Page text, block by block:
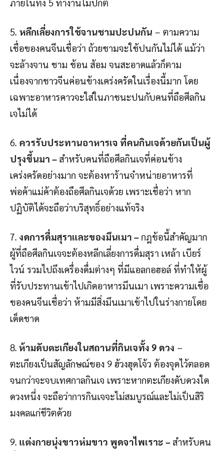
5. หลีกเลี่ยงการใช้จานชามปะปนกัน – ตามความ
เชื่อของคนจีนเชื่อว่า ถ้วยชามจะใช้ปนกันไม่ได้ แม้ว่า
จะล้างจาน ชาม ช้อน ส้อม จนสะอาดแล้วก็ตาม
เนื่องจากชาวจีนค่อนข้างเคร่งครัดในเรื่องนี้มาก โดย
เฉพาะอาหารคาวจะใส่ในภาชนะปนกับคนที่ถือศีลกิน
เจไม่ได้
6. ควรรับประทานอาหารเจ ที่คนกินเจด้วยกันเป็นผู้
ปรุงขึ้นมา – สำหรับคนที่ถือศีลกินเจที่ค่อนข้าง
เคร่งครัดอย่างมาก จะต้องหาร้านจำหน่ายอาหารที่
พ่อค้าแม่ค้าต้องถือศีลกินเจด้วย เพราะเชื่อว่า หาก
ปฏิบัติได้จะถือว่าบริสุทธิ์อย่างแท้จริง
7. งดการดื่มสุราและของมึนเมา – กฎข้อนี้สำคัญมาก
ผู้ที่ถือศีลกินเจจะต้องหลีกเลี่ยงการดื่มสุรา เหล้า เบียร์
ไวน์ รวมไปถึงเครื่องดื่มต่างๆ ที่มีแอลกอฮอล์ ที่ทำให้ผู้
ที่รับประทานเข้าไปเกิดอาหารมึนเมา เพราะความเชื่อ
ของคนจีนเชื่อว่า ห้ามมีสิ่งมึนเมาเข้าไปในร่างกายโดย
เด็ดชาด
8. ห้ามดับตะเกียงในสถานที่กินเจทั้ง 9 ดวง –
ตะเกียงเป็นสัญลักษณ์ของ 9 ฮ้วงฮุดโจ้ว ต้องจุดไว้ตลอด
จนกว่าจะจบเทศกาลกินเจ เพราะหากตะเกียงดับดวงใด
ดวงหนึ่ง จะถือว่าการกินเจจะไม่สมบูรณ์และไม่เป็นสิริ
มงคลแก่ชีวิตด้วย
9. แต่งกายนุ่งขาวห่มขาว พูดจาไพเราะ – สำหรับคน